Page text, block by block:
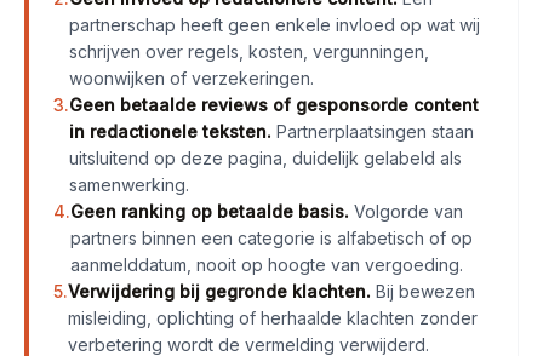
partnerschap heeft geen enkele invloed op wat wij
schrijven over regels, kosten, vergunningen,
woonwijken of verzekeringen.
3.Geen betaalde reviews of gesponsorde content
in redactionele teksten. Partnerplaatsingen staan
uitsluitend op deze pagina, duidelijk gelabeld als
samenwerking.
4.Geen ranking op betaalde basis. Volgorde van
partners binnen een categorie is alfabetisch of op
aanmelddatum, nooit op hoogte van vergoeding.
5.Verwijdering bij gegronde klachten. Bij bewezen
misleiding, oplichting of herhaalde klachten zonder
verbetering wordt de vermelding verwijderd.